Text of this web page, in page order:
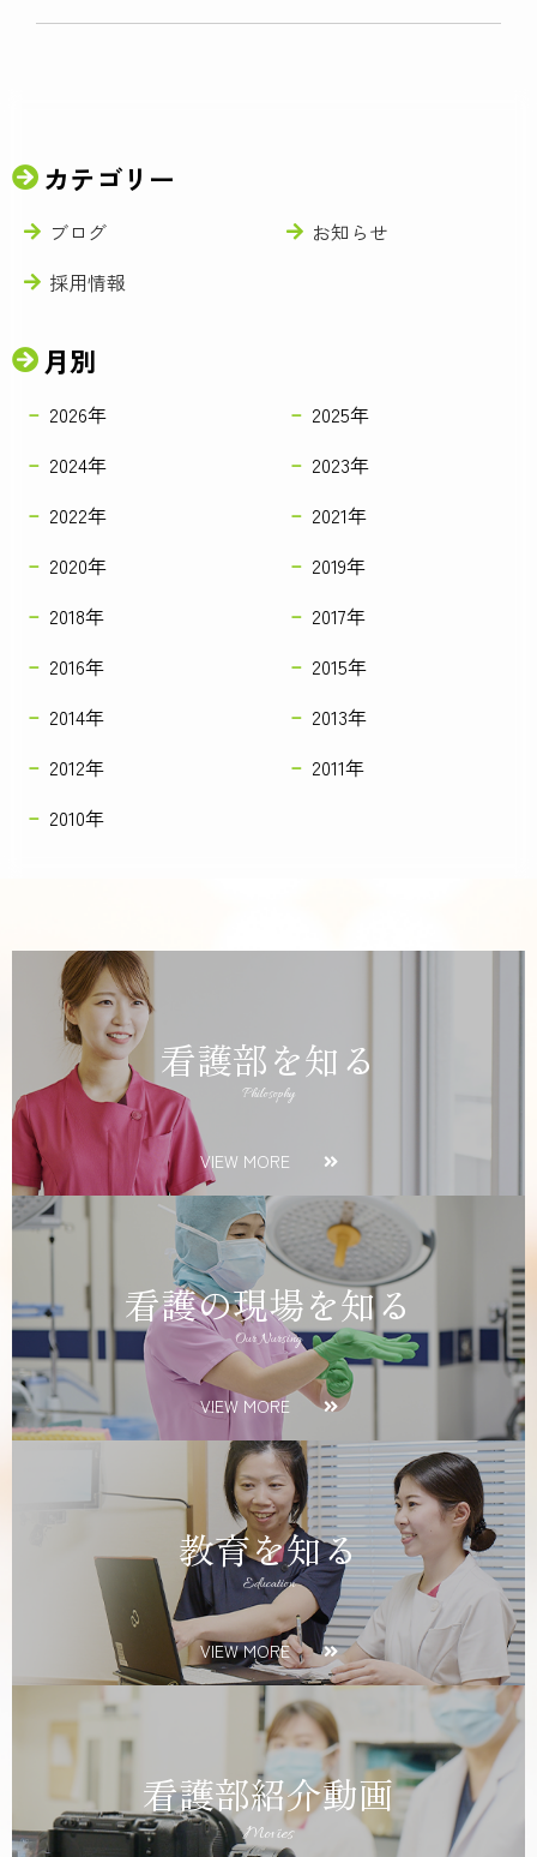
カテゴリー
ブログ
お知らせ
採用情報
月別
2026年
2025年
2024年
2023年
2022年
2021年
2020年
2019年
2018年
2017年
2016年
2015年
2014年
2013年
2012年
2011年
2010年
看護部を知る
Philosophy
VIEW MORE
看護の現場を知る
Our Nursing
VIEW MORE
教育を知る
Education
VIEW MORE
看護部紹介動画
Movies